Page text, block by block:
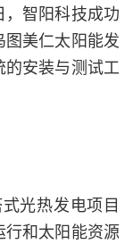
智阳科技成功
美仁太阳能发
安装与测试工
光热发电项目
和太阳能资源